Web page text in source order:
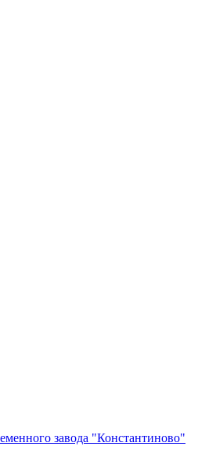
завода "Константиново"